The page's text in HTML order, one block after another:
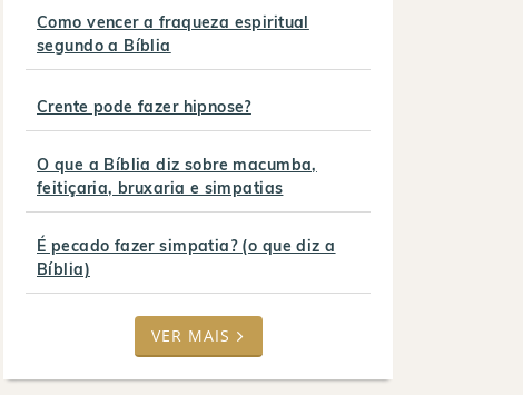
Como vencer a fraqueza espiritual
segundo a Bíblia
Crente pode fazer hipnose?
O que a Bíblia diz sobre macumba,
feitiçaria, bruxaria e simpatias
É pecado fazer simpatia? (o que diz a
Bíblia)
VER MAIS